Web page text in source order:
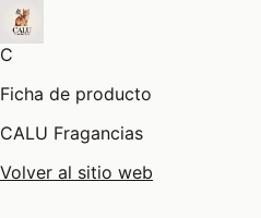
C
Ficha de producto
CALU Fragancias
Volver al sitio web